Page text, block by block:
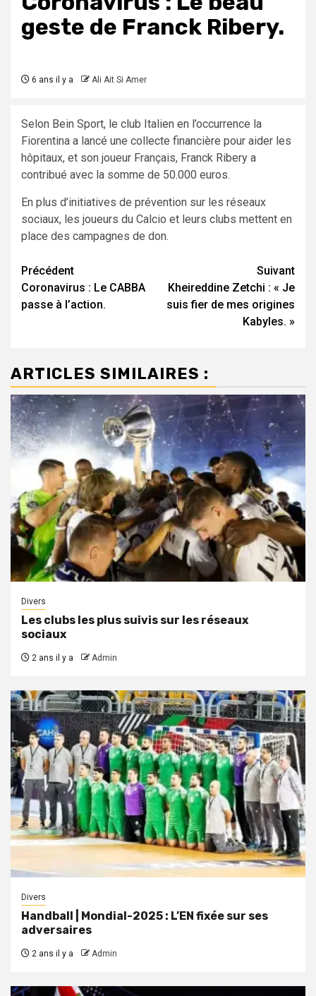
geste de Franck Ribery.
6 ans il y a Ali Ait Si Amer
Selon Bein Sport, le club Italien en l’occurrence la
Fiorentina a lancé une collecte financière pour aider les
hôpitaux, et son joueur Français, Franck Ribery a
contribué avec la somme de 50.000 euros.
En plus d’initiatives de prévention sur les réseaux
sociaux, les joueurs du Calcio et leurs clubs mettent en
place des campagnes de don.
Navigation
d’article
Précédent
Coronavirus : Le CABBA
passe à l’action.
Suivant
Kheireddine Zetchi : « Je
suis fier de mes origines
Kabyles. »
ARTICLES SIMILAIRES :
Divers
Les clubs les plus suivis sur les réseaux
sociaux
2 ans il y a Admin
Divers
Handball | Mondial-2025 : L’EN fixée sur ses
adversaires
2 ans il y a Admin